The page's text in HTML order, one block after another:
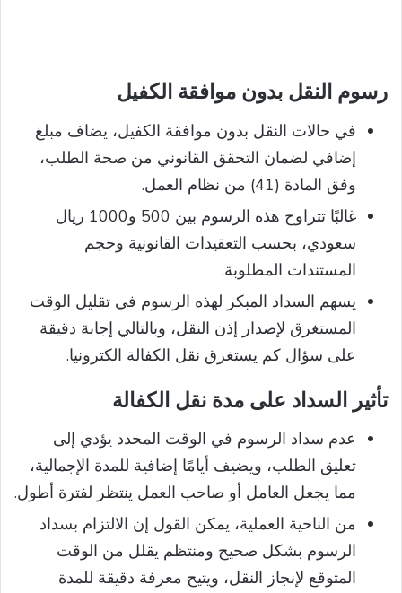
رسوم النقل بدون موافقة الكفيل
في حالات النقل بدون موافقة الكفيل، يضاف مبلغ
إضافي لضمان التحقق القانوني من صحة الطلب،
وفق المادة (41) من نظام العمل.
غالبًا تتراوح هذه الرسوم بين 500 و1000 ريال
سعودي، بحسب التعقيدات القانونية وحجم
المستندات المطلوبة.
يسهم السداد المبكر لهذه الرسوم في تقليل الوقت
المستغرق لإصدار إذن النقل، وبالتالي إجابة دقيقة
على سؤال كم يستغرق نقل الكفالة الكترونيا.
تأثير السداد على مدة نقل الكفالة
عدم سداد الرسوم في الوقت المحدد يؤدي إلى
تعليق الطلب، ويضيف أيامًا إضافية للمدة الإجمالية،
مما يجعل العامل أو صاحب العمل ينتظر لفترة أطول.
من الناحية العملية، يمكن القول إن الالتزام بسداد
الرسوم بشكل صحيح ومنتظم يقلل من الوقت
المتوقع لإنجاز النقل، ويتيح معرفة دقيقة للمدة